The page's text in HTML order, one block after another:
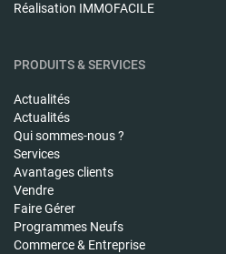
Réalisation IMMOFACILE
PRODUITS & SERVICES
Actualités
Actualités
Qui sommes-nous ?
Services
Avantages clients
Vendre
Faire Gérer
Programmes Neufs
Commerce & Entreprise